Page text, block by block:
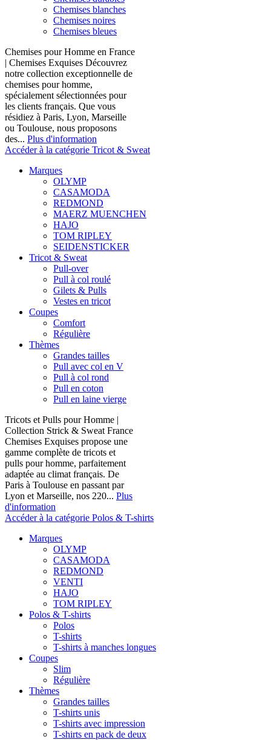
Chemises blanches
Chemises noires
Chemises bleues
Chemises pour Homme en France
| Chemises Exquises Découvrez
notre collection exceptionnelle de
chemises pour homme,
spécialement sélectionnées pour
les clients français. Que vous
résidiez à Paris, Lyon, Marseille
ou Toulouse, nous proposons
des... Plus d'information
Accéder à la catégorie Tricot & Sweat
Marques
OLYMP
CASAMODA
REDMOND
MAERZ MUENCHEN
HAJO
TOM RIPLEY
SEIDENSTICKER
Tricot & Sweat
Pull-over
Pull à col roulé
Gilets & Pulls
Vestes en tricot
Coupes
Comfort
Régulière
Thèmes
Grandes tailles
Pull avec col en V
Pull à col rond
Pull en coton
Pull en laine vierge
Tricots et Pulls pour Homme |
Collection Strick & Sweat France
Chemises Exquises propose une
gamme complète de tricots et
pulls pour homme, parfaitement
adaptée au climat français. De
Paris à Toulouse en passant par
Lyon et Marseille, nos 220... Plus
d'information
Accéder à la catégorie Polos & T-shirts
Marques
OLYMP
CASAMODA
REDMOND
VENTI
HAJO
TOM RIPLEY
Polos & T-shirts
Polos
T-shirts
T-shirts à manches longues
Coupes
Slim
Régulière
Thèmes
Grandes tailles
T-shirts unis
T-shirts avec impression
T-shirts en pack de deux